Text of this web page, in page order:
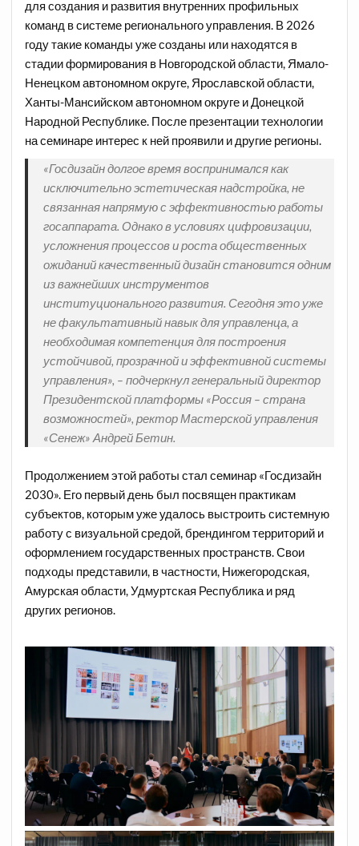
для создания и развития внутренних профильных
команд в системе регионального управления. В 2026
году такие команды уже созданы или находятся в
стадии формирования в Новгородской области, Ямало-
Ненецком автономном округе, Ярославской области,
Ханты-Мансийском автономном округе и Донецкой
Народной Республике. После презентации технологии
на семинаре интерес к ней проявили и другие регионы.
«Госдизайн долгое время воспринимался как
исключительно эстетическая надстройка, не
связанная напрямую с эффективностью работы
госаппарата. Однако в условиях цифровизации,
усложнения процессов и роста общественных
ожиданий качественный дизайн становится одним
из важнейших инструментов
институционального развития. Сегодня это уже
не факультативный навык для управленца, а
необходимая компетенция для построения
устойчивой, прозрачной и эффективной системы
управления», – подчеркнул генеральный директор
Президентской платформы «Россия – страна
возможностей», ректор Мастерской управления
«Сенеж» Андрей Бетин.
Продолжением этой работы стал семинар «Госдизайн
2030». Его первый день был посвящен практикам
субъектов, которым уже удалось выстроить системную
работу с визуальной средой, брендингом территорий и
оформлением государственных пространств. Свои
подходы представили, в частности, Нижегородская,
Амурская области, Удмуртская Республика и ряд
других регионов.